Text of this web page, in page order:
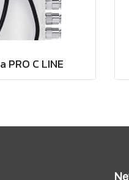
PRO C LINE